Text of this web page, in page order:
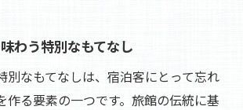
わう特別なもてなし
別なもてなしは、宿泊客にとって忘れ
作る要素の一つです。旅館の伝統に基